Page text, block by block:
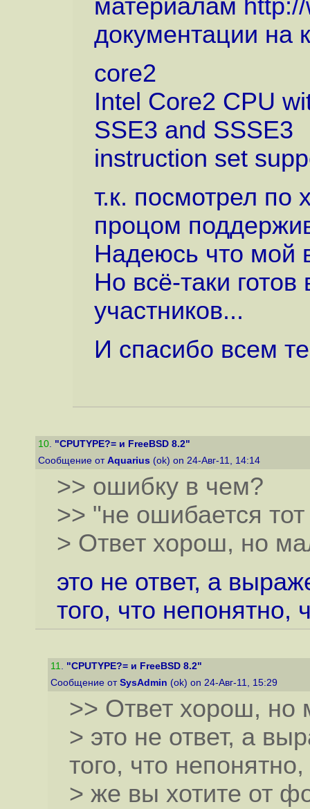
материалам
документации на
core2
Intel Core2 CPU
SSE3 and SSSE3
instruction set
т.к. посмотрел по
процом
Надеюсь что мой
Но всё-таки
участников...
И спасибо всем
10. "CPUTYPE?= и FreeBSD 8.2"
Сообщение от Aquarius (ok) on 24-Авг-11, 14:14
>> ошибку в чем?
>> "не ошибается
> Ответ хорош, но
это не ответ, а
того, что
11. "CPUTYPE?= и FreeBSD 8.2"
Сообщение от SysAdmin (ok) on 24-Авг-11, 15:29
>> Ответ хорош, но
> это не ответ, а
того, что непонятно,
> же вы хотите от